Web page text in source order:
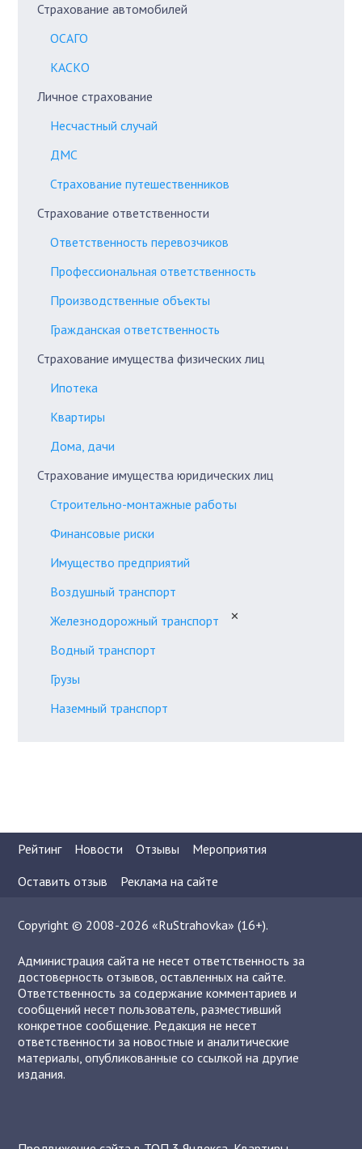
Страхование автомобилей
ОСАГО
КАСКО
Личное страхование
Несчастный случай
ДМС
Страхование путешественников
Страхование ответственности
Ответственность перевозчиков
Профессиональная ответственность
Производственные объекты
Гражданская ответственность
Страхование имущества физических лиц
Ипотека
Квартиры
Дома, дачи
Страхование имущества юридических лиц
Строительно-монтажные работы
Финансовые риски
Имущество предприятий
Воздушный транспорт
Железнодорожный транспорт
✕
Водный транспорт
Грузы
Наземный транспорт
Рейтинг Новости Отзывы
Мероприятия
Оставить отзыв
Реклама на сайте
Copyright © 2008-2026 «RuStrahovka» (16+).
Администрация сайта не несет ответственность за
достоверность отзывов, оставленных на сайте.
Ответственность за содержание комментариев и
сообщений несет пользователь, разместивший
конкретное сообщение. Редакция не несет
ответственности за новостные и аналитические
материалы, опубликованные со ссылкой на другие
издания.